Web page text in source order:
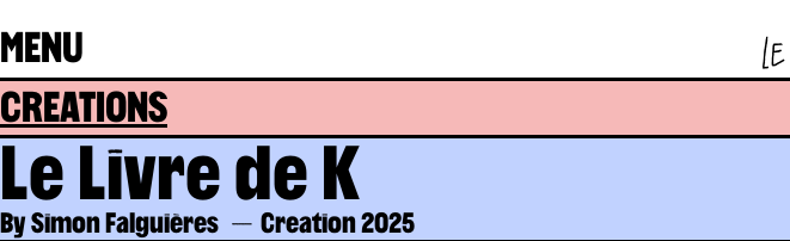
MENU LE
CREATIONS
Le Livre de K
By Simon Falguières Creation 2025